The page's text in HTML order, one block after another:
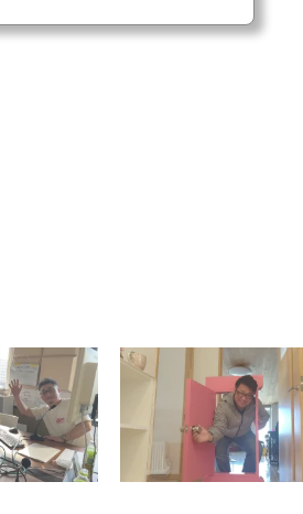
く生きようとしている行動...